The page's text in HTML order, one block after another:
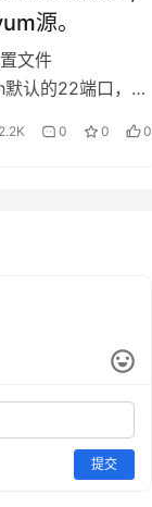
源。
文件
认的22端口，为
： (2).修改
下，是禁止所有ip
2.2K 0 0 0
提交